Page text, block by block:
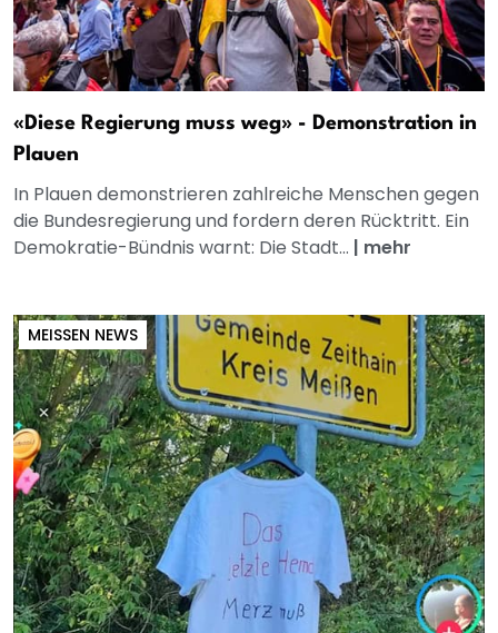
«Diese Regierung muss weg» - Demonstration in
Plauen
In Plauen demonstrieren zahlreiche Menschen gegen
die Bundesregierung und fordern deren Rücktritt. Ein
Demokratie-Bündnis warnt: Die Stadt... | mehr
MEISSEN NEWS